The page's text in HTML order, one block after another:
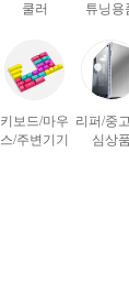
쿨러 튜닝용
키보드/마우
스/주변기기
리퍼/중
심상품